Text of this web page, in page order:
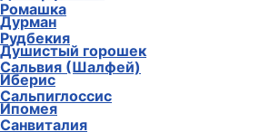
Ромашка
Рудбекия
Сальвия (Шалфей)
Сальпиглоссис
Санвиталия
Дурман
Душистый горошек
Иберис
Ипомея